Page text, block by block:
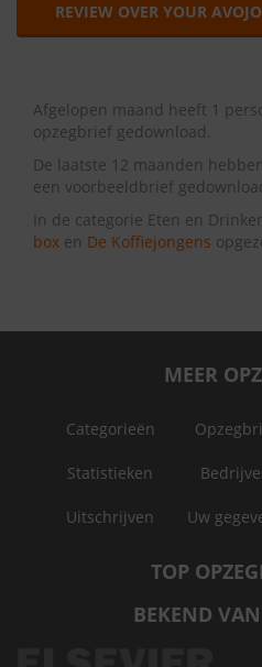
REVIEW OVER YOUR
Afgelopen maand heeft 1
opzegbrief gedownload.
De laatste 12 maanden
een voorbeeldbrief
In de categorie Eten en
box en De Koffiejongens
MEER
Categorieën
Statistieken
Uitschrijven Uw
TOP
BEKEND